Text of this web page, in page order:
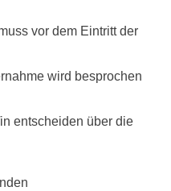
vor dem Eintritt der
wird besprochen
entscheiden über die